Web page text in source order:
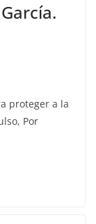
m
proteger a la
Por